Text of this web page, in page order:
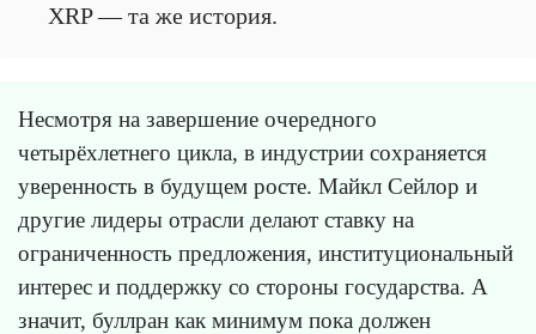
XRP — та же история.
Несмотря на завершение очередного
четырёхлетнего цикла, в индустрии сохраняется
уверенность в будущем росте. Майкл Сейлор и
другие лидеры отрасли делают ставку на
ограниченность предложения, институциональный
интерес и поддержку со стороны государства. А
значит, буллран как минимум пока должен